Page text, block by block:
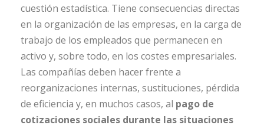
cuestión estadística. Tiene consecuencias directas
en la organización de las empresas, en la carga de
trabajo de los empleados que permanecen en
activo y, sobre todo, en los costes empresariales.
Las compañías deben hacer frente a
reorganizaciones internas, sustituciones, pérdida
de eficiencia y, en muchos casos, al pago de
cotizaciones sociales durante las situaciones